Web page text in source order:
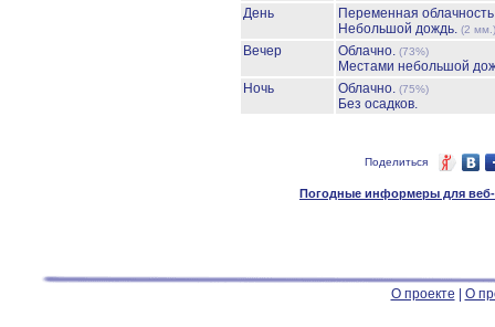
День
Переменная
Небольшой дождь. (2 мм.)
Вечер Облачно. (73%)
Местами небольшой
Ночь
Облачно. (75%)
Без осадков.
Поделиться
Погодные информеры для веб-
О проекте О